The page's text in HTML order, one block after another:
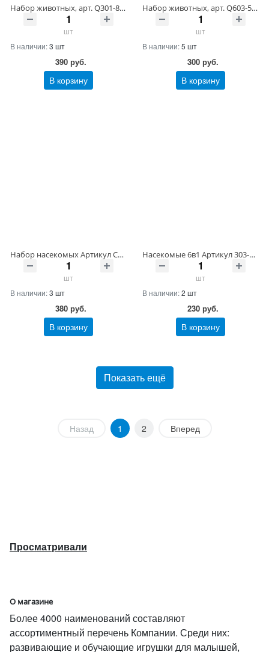
Набор животных, арт. Q301-8 Артикул Q301-8/-39 ШтрихКод 2009975296355
шт
В наличии:3 шт
390 руб.
В корзину
Набор животных, арт. Q603-5 Артикул Q603-5/-30 ШтрихКод 2009975382270
шт
В наличии:5 шт
300 руб.
В корзину
Набор насекомых Артикул C112-1/-38 ШтрихКод 2009975401605
шт
В наличии:3 шт
380 руб.
В корзину
Насекомые 6в1 Артикул 303-149/-23 ШтрихКод 2009975401599
шт
В наличии:2 шт
230 руб.
В корзину
Показать ещё
Назад 1 2 Вперед
Просматривали
О магазине
Более 4000 наименований составляют
ассортиментный перечень Компании. Среди них:
развивающие и обучающие игрушки для малышей,